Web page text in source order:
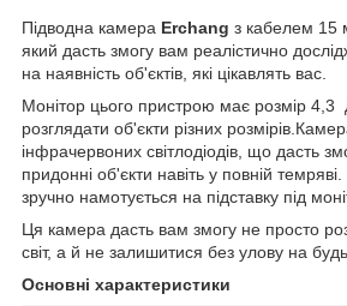
Підводна камера Erchang з кабелем 15
який дасть змогу вам реалістично
на наявність об'єктів, які цікавлять вас.
Монітор цього пристрою має розмір
розглядати об'єкти різних
інфрачервоних світлодіодів, що дасть
придонні об'єкти навіть у повній
зручно намотується на підставку під
Ця камера дасть вам змогу не просто
світ, а й не залишитися без улову на
Основні характеристики